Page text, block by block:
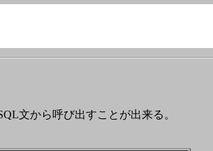
文から呼び出すことが出来る。